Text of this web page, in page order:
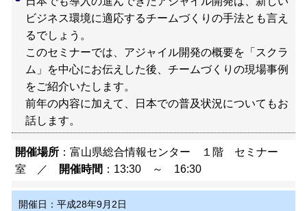
ビジネス環境に適応するチームづくりの手法とも言え
るでしょう。
このセミナーでは、アジャイル開発の概要を「スクラ
ム」を中心にお伝えした後、チームづくりの現場事例
をご紹介いたします。
前年の内容に加えて、日本での普及状況についてもお
話します。
開催場所 ：富山県総合情報センター １階 セミナー
室 ／
開催時間 ：13:30 ～ 16:30
開催日：平成28年9月2日